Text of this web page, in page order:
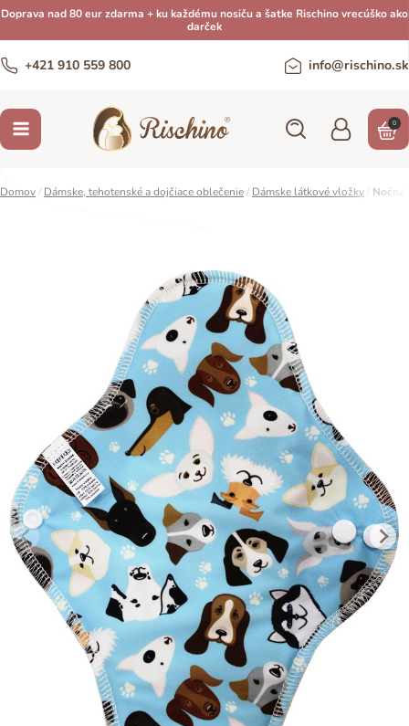
Doprava nad 80 eur zdarma + ku každému nosiču a šatke Rischino vrecúško ako
darček
+421 910 559 800 info@rischino.sk
0
Domov/ Dámske, tehotenské a dojčiace oblečenie/ Dámske látkové vložky Nočná